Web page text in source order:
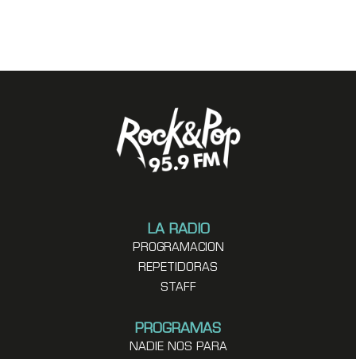
LA RADIO
PROGRAMACION
REPETIDORAS
STAFF
PROGRAMAS
NADIE NOS PARA